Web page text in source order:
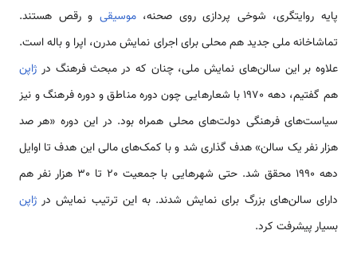
پایه روایتگری، شوخی پردازی روی صحنه،موسیقی و رقص هستند.
تماشاخانه ملی جدید هم محلی برای اجرای نمایش مدرن، اپرا و باله است.
علاوه بر این سالن‌های نمایش ملی، چنان که در مبحث فرهنگ در ژاپن
هم گفتیم، دهه 1970 با شعارهایی چون دوره مناطق و دوره فرهنگ و نیز
سیاست‌های فرهنگی دولت‌های محلی همراه بود. در این دوره «هر صد
هزار نفر یک سالن» هدف گذاری شد و با کمک‌های مالی این هدف تا اوایل
دهه 1990 محقق شد. حتی شهرهایی با جمعیت 20 تا 30 هزار نفر هم
دارای سالن‌های بزرگ برای نمایش شدند. به این ترتیب نمایش در ژاپن
بسیار پیشرفت کرد.